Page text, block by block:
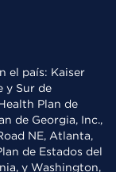
el país: Kaiser
y Sur de
Plan de
de Georgia, Inc.,
NE, Atlanta,
de Estados del
y Washington,